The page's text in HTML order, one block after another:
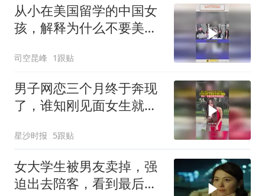
从小在美国留学的中国女
孩，解释为什么不要美国
司空昆峰 1跟贴
男子网恋三个月终于奔现
了，谁知刚见面女生就说
是要看建模啊
星沙时报 5跟贴
女大学生被男友卖掉，强
迫出去陪客，看到最后头